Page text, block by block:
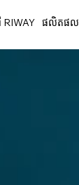
RIWAY ផលិតផល